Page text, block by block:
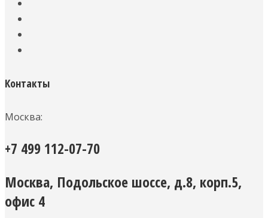
Контакты
Москва:
+7 499 112-07-70
Москва, Подольское шоссе, д.8, корп.5,
офис 4